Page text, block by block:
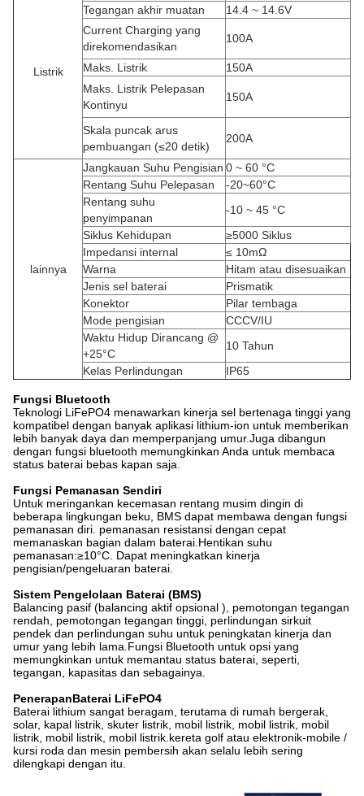
Listrik
Tegangan akhir muatan
14.4 ~ 14.6V
Current Charging yang
direkomendasikan
100A
Maks. Listrik
150A
Maks. Listrik Pelepasan
Kontinyu
150A
Skala puncak arus
pembuangan (≤20 detik)
200A
lainnya
Jangkauan Suhu Pengisian 0 ~ 60 °C
Rentang Suhu Pelepasan
-20~60°C
Rentang suhu
penyimpanan
-10 ~ 45 °C
Siklus Kehidupan
≥5000 Siklus
Impedansi internal
≤ 10mΩ
Warna
Hitam atau disesuaikan
Jenis sel baterai
Prismatik
Konektor
Pilar tembaga
Mode pengisian
CCCV/IU
Waktu Hidup Dirancang @
+25°C
10 Tahun
Kelas Perlindungan
IP65
Fungsi Bluetooth
Teknologi LiFePO4 menawarkan kinerja sel bertenaga tinggi yang
kompatibel dengan banyak aplikasi lithium-ion untuk memberikan
lebih banyak daya dan memperpanjang umur.Juga dibangun
dengan fungsi bluetooth memungkinkan Anda untuk membaca
status baterai bebas kapan saja.
Fungsi Pemanasan Sendiri
Untuk meringankan kecemasan rentang musim dingin di
beberapa lingkungan beku, BMS dapat membawa dengan fungsi
pemanasan diri. pemanasan resistansi dengan cepat
memanaskan bagian dalam baterai.Hentikan suhu
pemanasan:≥10°C. Dapat meningkatkan kinerja
pengisian/pengeluaran baterai.
Sistem Pengelolaan Baterai (BMS)
Balancing pasif (balancing aktif opsional ), pemotongan tegangan
rendah, pemotongan tegangan tinggi, perlindungan sirkuit
pendek dan perlindungan suhu untuk peningkatan kinerja dan
umur yang lebih lama.Fungsi Bluetooth untuk opsi yang
memungkinkan untuk memantau status baterai, seperti,
tegangan, kapasitas dan sebagainya.
PenerapanBaterai LiFePO4
Baterai lithium sangat beragam, terutama di rumah bergerak,
solar, kapal listrik, skuter listrik, mobil listrik, mobil listrik, mobil
listrik, mobil listrik, mobil listrik.kereta golf atau elektronik-mobile /
kursi roda dan mesin pembersih akan selalu lebih sering
dilengkapi dengan itu.